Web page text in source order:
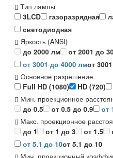
Тип лампы
3LCD
газоразрядная
светодиодная
Яркость (ANSI)
до 2000 лм
от 2001 до
от 3001 до 4000 лмот
Основное разрешение
Full HD (1080)
HD (720)
Мин. проекционное
до 0.5
от 0.5 до 0.9 от
Макс. проекционное
до 1
от 1 до 3 от 1.5
от 5.1 до 10от 5.1 до 10